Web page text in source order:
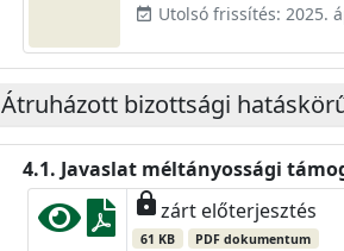
event_available Utolsó frissítés: 2025.
Átruházott bizottsági
Javaslat méltányossági
lockzárt előterjesztés
61 KB PDF dokumentum